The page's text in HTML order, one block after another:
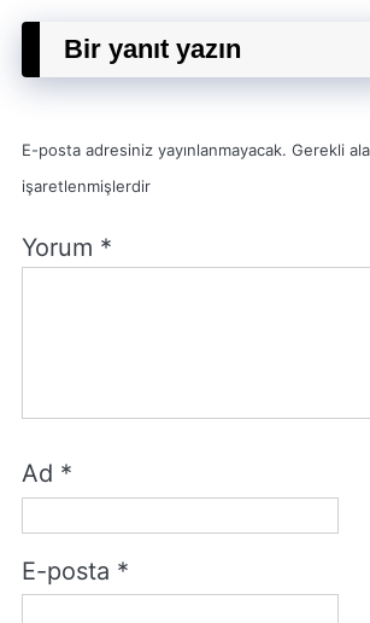
Bir yanıt yazın
E-posta adresiniz yayınlanmayacak. Gerekli
işaretlenmişlerdir
Yorum *
Ad *
E-posta *